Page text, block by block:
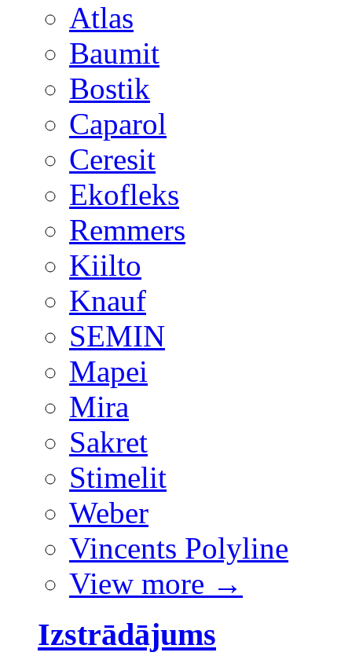
Atlas
Baumit
Bostik
Caparol
Ceresit
Ekofleks
Remmers
Kiilto
Knauf
SEMIN
Mapei
Mira
Sakret
Stimelit
Weber
Vincents Polyline
View more →
Izstrādājums